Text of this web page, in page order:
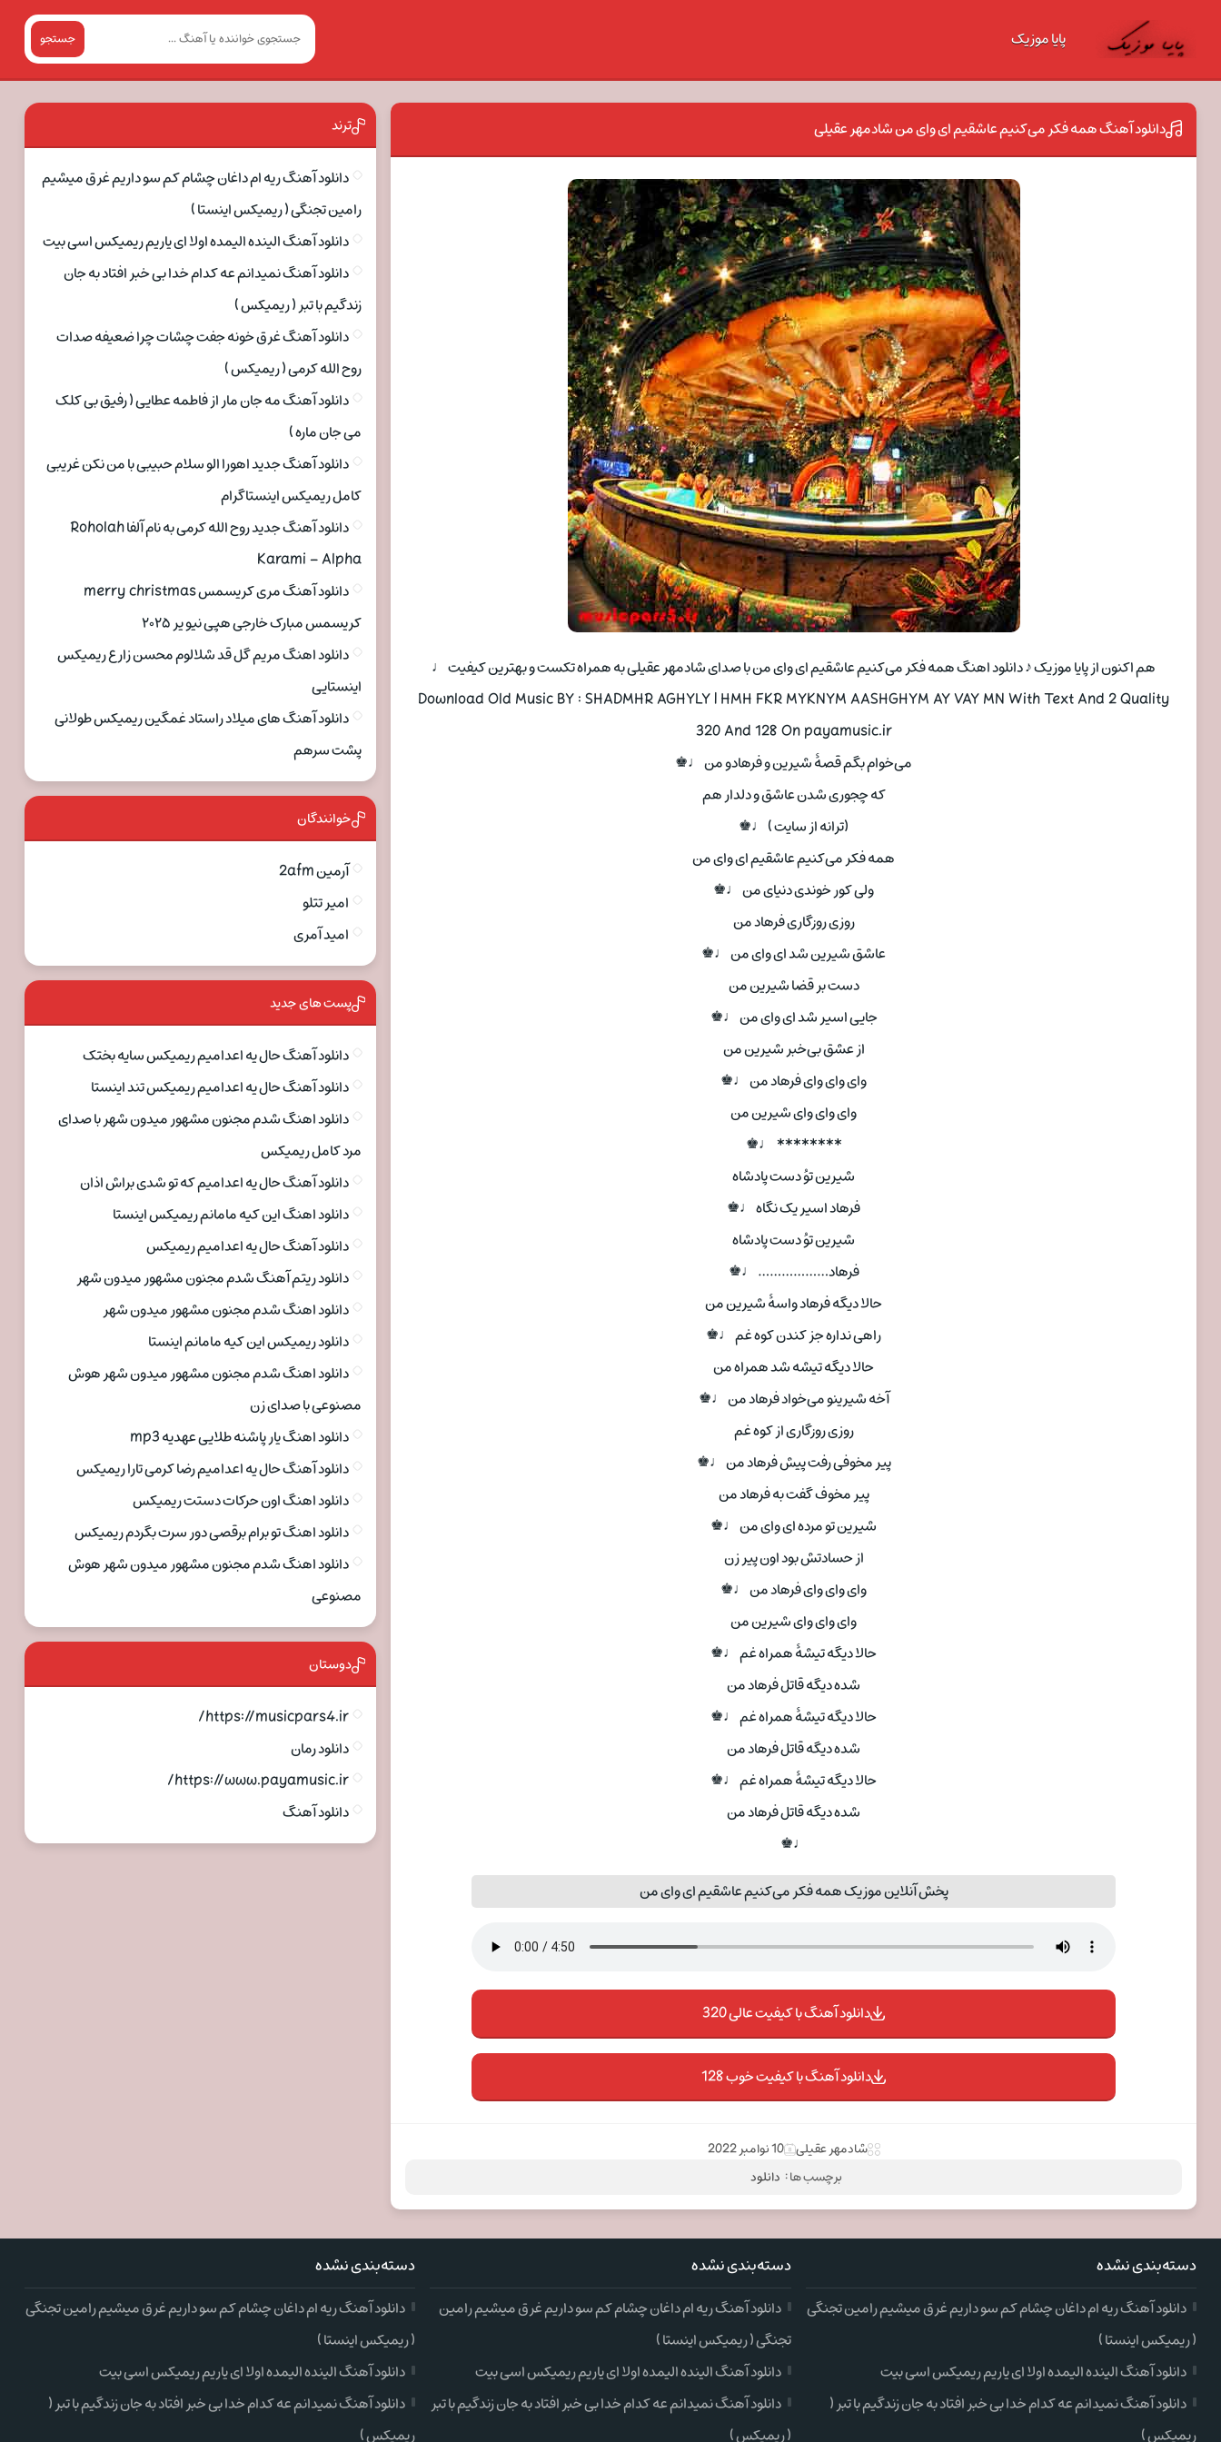
پایا موزیک جستجو
دانلود آهنگ همه فکر می‌کنیم عاشقیم ‌ای وای من شادمهر عقیلی
هم اکنون از پایا موزیک ♪ دانلود اهنگ همه فکر می‌کنیم عاشقیم ‌ای وای من با صدای شادمهر عقیلی به همراه تکست و بهترین کیفیت ♩
Download Old Music BY : SHADMHR AGHYLY | HMH FKR MY‌KNYM AASHGHYM ‌AY VAY MN With Text And 2 Quality
320 And 128 On payamusic.ir
می‌خوام بگم قصهٔ شیرین و فرهادو من ♩♚
که چجوری شدن عاشق و دلدار هم
(ترانه از سایت ) ♩♚
همه فکر می‌کنیم عاشقیم ‌ای وای من
ولی‌ کور خوندی دنیای من ♩♚
روزی روزگاری فرهاد من
عاشق شیرین شد ‌ای وای من ♩♚
دست بر قضا شیرین من
جایی‌ اسیر شد ‌ای وای من ♩♚
از عشق بی‌خبر شیرین من
وای وای وای فرهاد من ♩♚
وای وای وای شیرین من
******** ♩♚
شیرین توُ دست پادشاه
فرهاد اسیر یک نگاه ♩♚
شیرین توُ دست پادشاه
فرهاد……………… ♩♚
حالا دیگه فرهاد واسهٔ شیرین من
راهی‌ نداره جز کندن کوه غم ♩♚
حالا دیگه تیشه شد همراه من
آخه شیرینو می‌خواد فرهاد من ♩♚
روزی روزگاری از کوه غم
پیر مخوفی رفت پیش فرهاد من ♩♚
پیر مخوف گفت به فرهاد من
شیرین تو مرده‌ ای وای من ♩♚
از حسادتش بود اون پیر زن
وای وای وای فرهاد من ♩♚
وای وای وای شیرین من
حالا دیگه تیشهٔ همراه غم ♩♚
شده دیگه قاتل فرهاد من
حالا دیگه تیشهٔ همراه غم ♩♚
شده دیگه قاتل فرهاد من
حالا دیگه تیشهٔ همراه غم ♩♚
شده دیگه قاتل فرهاد من
♩♚
پخش آنلاین موزیک همه فکر می‌کنیم عاشقیم ‌ای وای من
دانلود آهنگ با کیفیت عالی 320
دانلود آهنگ با کیفیت خوب 128
شادمهر عقیلی 10 نوامبر 2022
برچسب ها : دانلود
ترند
دانلود آهنگ ریه ام داغان چشام کم سو داریم غرق میشیم
رامین تجنگی ( ریمیکس اینستا )
دانلود آهنگ الینده الیمده اولا ای یاریم ریمیکس اسی بیت
دانلود آهنگ نمیدانم عه کدام خدا بی خبر افتاد به جان
زندگیم با تبر ( ریمیکس )
دانلود آهنگ غرق خونه جفت چشات چرا ضعیفه صدات
روح الله کرمی ( ریمیکس )
دانلود آهنگ مه جان مار از فاطمه عطایی ( رفیق بی کلک
می جان ماره )
دانلود آهنگ جدید اهورا الو سلام حبیبی با من نکن غریبی
کامل ریمیکس اینستاگرام
دانلود آهنگ جدید روح الله کرمی به نام آلفا Roholah
Karami – Alpha
دانلود آهنگ مری کریسمس merry christmas
کریسمس مبارک خارجی هپی نیو یر ۲۰۲۵
دانلود اهنگ مریم گل قد شلالوم محسن زارع ریمیکس
اینستایی
دانلود آهنگ های میلاد راستاد غمگین ریمیکس طولانی
پشت سرهم
خوانندگان
آرمین 2afm
امیر تتلو
امید آمری
پست های جدید
دانلود آهنگ حال یه اعدامیم ریمیکس سایه بختک
دانلود آهنگ حال یه اعدامیم ریمیکس تند اینستا
دانلود اهنگ شدم مجنون مشهور میدون شهر با صدای
مرد کامل ریمیکس
دانلود آهنگ حال یه اعدامیم که تو شدی براش اذان
دانلود اهنگ این کیه مامانم ریمیکس اینستا
دانلود آهنگ حال یه اعدامیم ریمیکس
دانلود ریتم آهنگ شدم مجنون مشهور میدون شهر
دانلود اهنگ شدم مجنون مشهور میدون شهر
دانلود ریمیکس این کیه مامانم اینستا
دانلود اهنگ شدم مجنون مشهور میدون شهر هوش
مصنوعی با صدای زن
دانلود اهنگ یار پاشنه طلایی عهدیه mp3
دانلود آهنگ حال یه اعدامیم رضا کرمی تارا ریمیکس
دانلود اهنگ اون حرکات دستت ریمیکس
دانلود اهنگ تو برام برقصی دور سرت بگردم ریمیکس
دانلود اهنگ شدم مجنون مشهور میدون شهر هوش
مصنوعی
دوستان
https://musicpars4.ir/
دانلود رمان
https://www.payamusic.ir/
دانلود آهنگ
دسته‌بندی نشده
دانلود آهنگ ریه ام داغان چشام کم سو داریم غرق میشیم رامین تجنگی
( ریمیکس اینستا )
دانلود آهنگ الینده الیمده اولا ای یاریم ریمیکس اسی بیت
دانلود آهنگ نمیدانم عه کدام خدا بی خبر افتاد به جان زندگیم با تبر (
ریمیکس )
دسته‌بندی نشده
دانلود آهنگ ریه ام داغان چشام کم سو داریم غرق میشیم رامین
تجنگی ( ریمیکس اینستا )
دانلود آهنگ الینده الیمده اولا ای یاریم ریمیکس اسی بیت
دانلود آهنگ نمیدانم عه کدام خدا بی خبر افتاد به جان زندگیم با تبر
( ریمیکس )
دسته‌بندی نشده
دانلود آهنگ ریه ام داغان چشام کم سو داریم غرق میشیم رامین تجنگی
( ریمیکس اینستا )
دانلود آهنگ الینده الیمده اولا ای یاریم ریمیکس اسی بیت
دانلود آهنگ نمیدانم عه کدام خدا بی خبر افتاد به جان زندگیم با تبر (
ریمیکس )